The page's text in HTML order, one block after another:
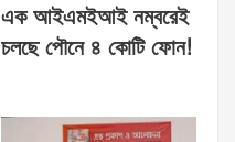
এক আইএমইআই নম্বরেই
চলছে পৌনে ৪ কোটি ফোন!